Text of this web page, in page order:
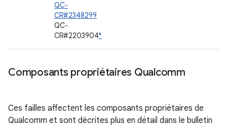
QC-
CR#2348299
QC-
CR#2203904*
Composants propriétaires Qualcomm
Ces failles affectent les composants propriétaires de
Qualcomm et sont décrites plus en détail dans le bulletin